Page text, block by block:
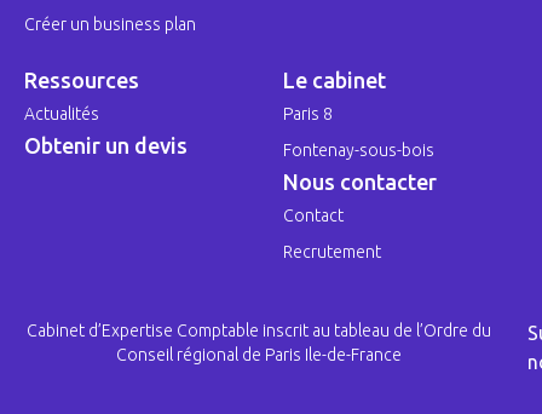
Créer un business plan
Ressources
Actualités
Obtenir un devis
Le cabinet
Paris 8
Fontenay-sous-bois
Nous contacter
Contact
Recrutement
Cabinet d’Expertise Comptable inscrit au tableau de l’Ordre du
Conseil régional de Paris Ile-de-France